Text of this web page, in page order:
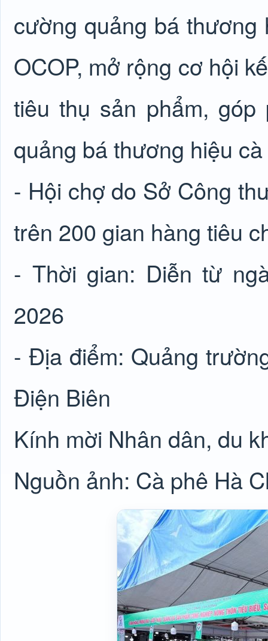
cường quảng bá
OCOP, mở rộng cơ hội
tiêu thụ sản phẩm,
quảng bá thương hiệu
- Hội chợ do Sở Công
trên 200 gian hàng tiêu
- Thời gian: Diễn từ
2026
- Địa điểm: Quảng
Điện Biên
Kính mời Nhân dân, du
Nguồn ảnh: Cà phê Hà